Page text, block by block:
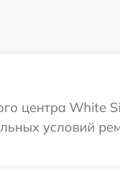
центра White
условий